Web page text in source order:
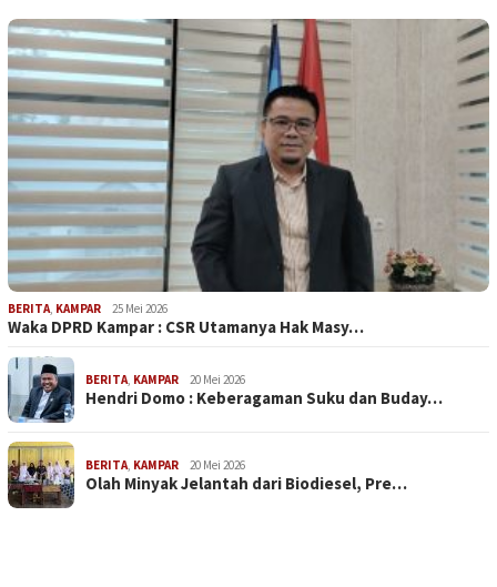
BERITA KAMPAR 25 Mei 2026
Waka DPRD Kampar : CSR Utamanya Hak Masy…
BERITA KAMPAR 20 Mei 2026
Hendri Domo : Keberagaman Suku dan Buday…
BERITA KAMPAR 20 Mei 2026
Olah Minyak Jelantah dari Biodiesel, Pre…